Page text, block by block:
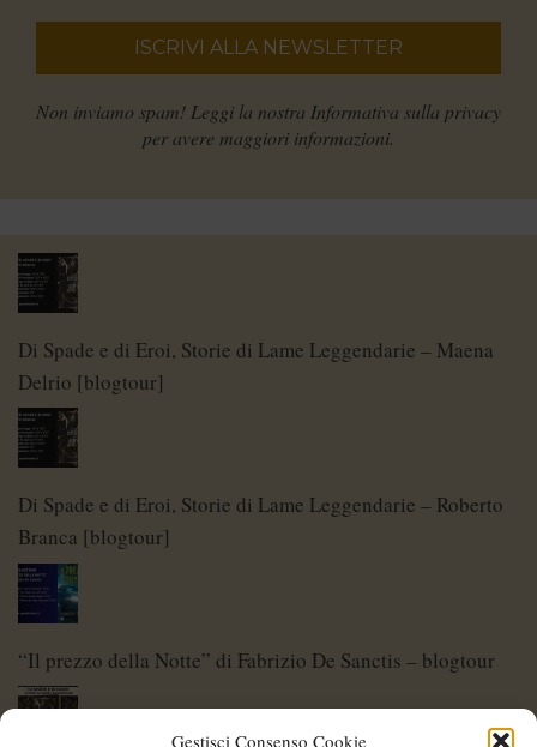
Gestisci Consenso Cookie
Non inviamo spam! Leggi la nostra Informativa sulla privacy
per avere maggiori informazioni.
Di Spade e di Eroi, Storie di Lame Leggendarie – Maena
Delrio [blogtour]
Di Spade e di Eroi, Storie di Lame Leggendarie – Roberto
Branca [blogtour]
“Il prezzo della Notte” di Fabrizio De Sanctis – blogtour